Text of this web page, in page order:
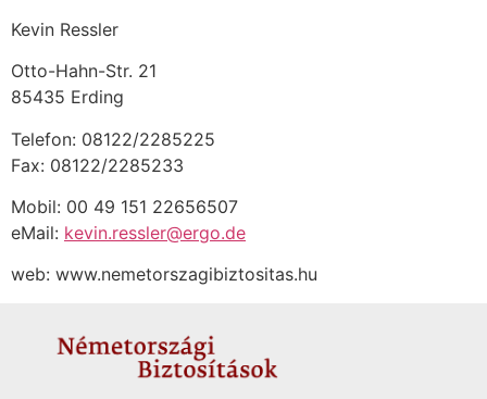
Kevin Ressler
Otto-Hahn-Str. 21
85435 Erding
Telefon: 08122/2285225
Fax: 08122/2285233
Mobil: 00 49 151 22656507
eMail: kevin.ressler@ergo.de
web: www.nemetorszagibiztositas.hu